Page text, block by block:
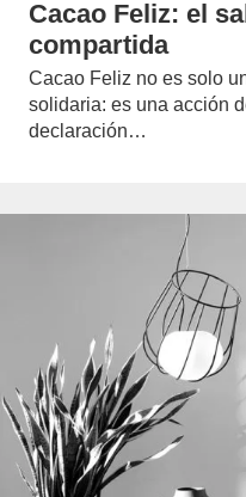
Cacao Feliz: el
compartida
Cacao Feliz no es solo
solidaria: es una acción
declaración…